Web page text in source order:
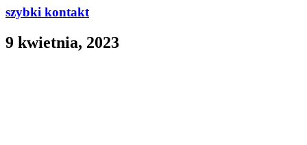
szybki kontakt
9 kwietnia, 2023